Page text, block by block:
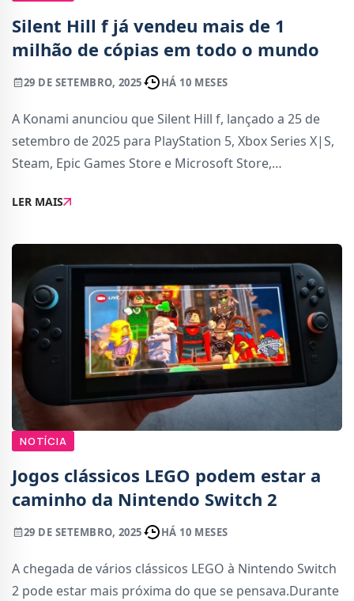
Silent Hill f já vendeu mais de 1
milhão de cópias em todo o mundo
29 DE SETEMBRO, 2025 HÁ 10 MESES
A Konami anunciou que Silent Hill f, lançado a 25 de
setembro de 2025 para PlayStation 5, Xbox Series X|S,
Steam, Epic Games Store e Microsoft Store,
e vendidas digitalmente em apenas um dia.
LER MAIS
NOTÍCIA
Jogos clássicos LEGO podem estar a
caminho da Nintendo Switch 2
29 DE SETEMBRO, 2025 HÁ 10 MESES
A chegada de vários clássicos LEGO à Nintendo Switch
2 pode estar mais próxima do que se pensava.Durante